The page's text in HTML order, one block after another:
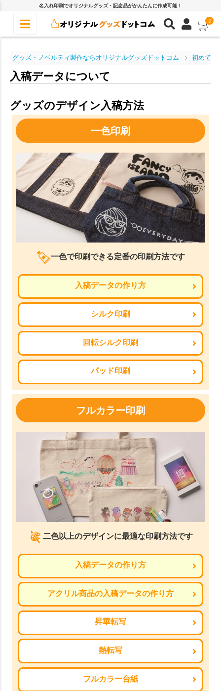
名入れ印刷でオリジナルグッズ・記念品がかんたんに作成可能！
0
グッズ・ノベルティ製作ならオリジナルグッズドットコム 初めての
入稿データについて
グッズのデザイン入稿方法
一色印刷
一色で印刷できる定番の印刷方法です
入稿データの作り方
シルク印刷
回転シルク印刷
パッド印刷
フルカラー印刷
二色以上のデザインに最適な印刷方法です
入稿データの作り方
アクリル商品の入稿データの作り方
昇華転写
熱転写
フルカラー台紙